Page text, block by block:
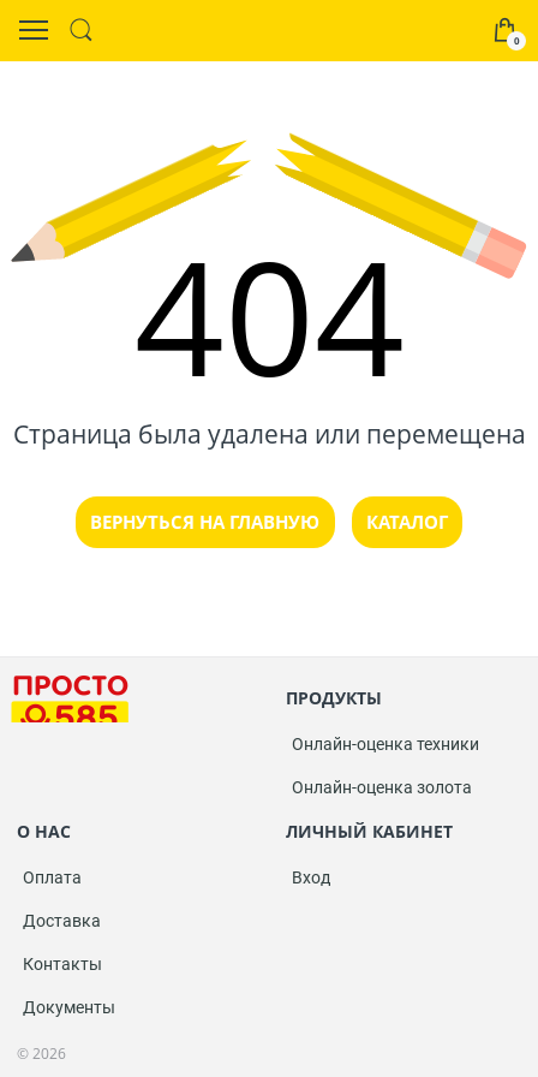
0
404
Страница была удалена или перемещена
ВЕРНУТЬСЯ НА ГЛАВНУЮ КАТАЛОГ
ПРОДУКТЫ
Онлайн-оценка техники
Онлайн-оценка золота
О НАС
Оплата
Доставка
Контакты
Документы
ЛИЧНЫЙ КАБИНЕТ
Вход
© 2026